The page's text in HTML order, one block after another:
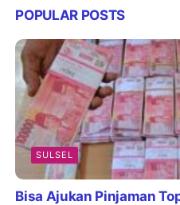
POPULAR POSTS
SULSEL
Bisa Ajukan Pinjaman